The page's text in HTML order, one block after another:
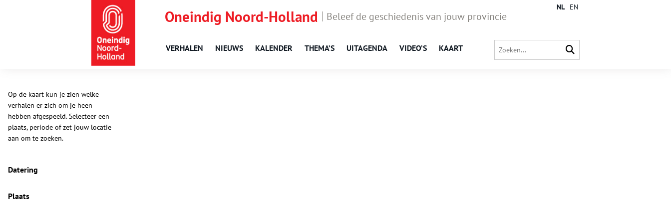
Oneindig Noord-Holland Beleef de geschiedenis van jouw provincie
VERHALEN NIEUWS KALENDER THEMA’S UITAGENDA VIDEO’S KAART
NL EN
Op de kaart kun je zien welke
verhalen er zich om je heen
hebben afgespeeld. Selecteer een
plaats, periode of zet jouw locatie
aan om te zoeken.
Datering
Plaats